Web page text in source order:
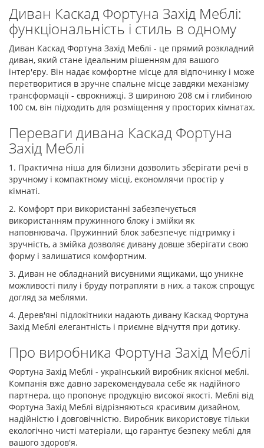
Диван Каскад Фортуна Захід Меблі:
функціональність і стиль в одному
Диван Каскад Фортуна Захід Меблі - це прямий розкладний
диван, який стане ідеальним рішенням для вашого
інтер'єру. Він надає комфортне місце для відпочинку і може
перетворитися в зручне спальне місце завдяки механізму
трансформації - єврокнижці. З шириною 208 см і глибиною
100 см, він підходить для розміщення у просторих кімнатах.
Переваги дивана Каскад Фортуна
Захід Меблі
1. Практична ніша для білизни дозволить зберігати речі в
зручному і компактному місці, економлячи простір у
кімнаті.
2. Комфорт при використанні забезпечується
використанням пружинного блоку і змійки як
наповнювача. Пружинний блок забезпечує підтримку і
зручність, а змійка дозволяє дивану довше зберігати свою
форму і залишатися комфортним.
3. Диван не обладнаний висувними ящиками, що уникне
можливості пилу і бруду потрапляти в них, а також спрощує
догляд за меблями.
4. Дерев'яні підлокітники надають дивану Каскад Фортуна
Захід Меблі елегантність і приємне відчуття при дотику.
Про виробника Фортуна Захід Меблі
Фортуна Захід Меблі - український виробник якісної меблі.
Компанія вже давно зарекомендувала себе як надійного
партнера, що пропонує продукцію високої якості. Меблі від
Фортуна Захід Меблі відрізняються красивим дизайном,
надійністю і довговічністю. Виробник використовує тільки
екологічно чисті матеріали, що гарантує безпеку меблі для
вашого здоров'я.